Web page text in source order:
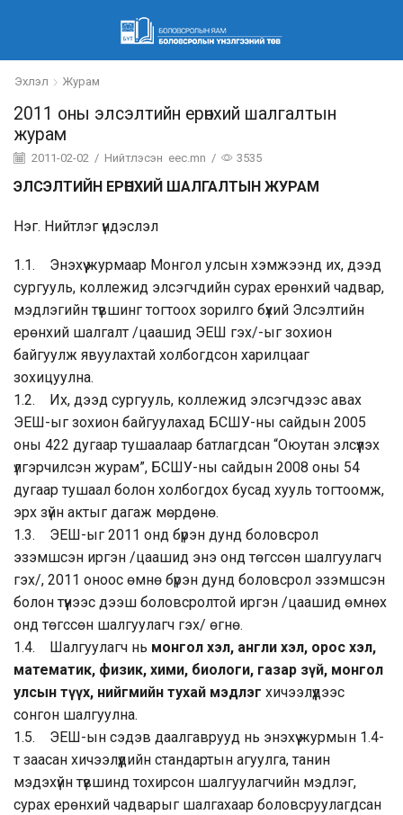
Эхлэл Журам
2011 оны элсэлтийн ерөнхий шалгалтын
журам
2011-02-02 / Нийтлэсэн eec.mn / 3535
ЭЛСЭЛТИЙН ЕРӨНХИЙ ШАЛГАЛТЫН ЖУРАМ
Нэг. Нийтлэг үндэслэл
1.1. Энэхүү журмаар Монгол улсын хэмжээнд их, дээд
сургууль, коллежид элсэгчдийн сурах ерөнхий чадвар,
мэдлэгийн түвшинг тогтоох зорилго бүхий Элсэлтийн
ерөнхий шалгалт /цаашид ЭЕШ гэх/-ыг зохион
байгуулж явуулахтай холбогдсон харилцааг
зохицуулна.
1.2. Их, дээд сургууль, коллежид элсэгчдээс авах
ЭЕШ-ыг зохион байгуулахад БСШУ-ны сайдын 2005
оны 422 дугаар тушаалаар батлагдсан “Оюутан элсүүлэх
үлгэрчилсэн журам”, БСШУ-ны сайдын 2008 оны 54
дугаар тушаал болон холбогдох бусад хууль тогтоомж,
эрх зүйн актыг дагаж мөрдөнө.
1.3. ЭЕШ-ыг 2011 онд бүрэн дунд боловсрол
эзэмшсэн иргэн /цаашид энэ онд төгссөн шалгуулагч
гэх/, 2011 оноос өмнө бүрэн дунд боловсрол эзэмшсэн
болон түүнээс дээш боловсролтой иргэн /цаашид өмнөх
онд төгссөн шалгуулагч гэх/ өгнө.
1.4. Шалгуулагч нь монгол хэл, англи хэл, орос хэл,
математик, физик, хими, биологи, газар зүй, монгол
улсын түүх, нийгмийн тухай мэдлэг хичээлүүдээс
сонгон шалгуулна.
1.5. ЭЕШ-ын сэдэв даалгаврууд нь энэхүү журмын 1.4-
т заасан хичээлүүдийн стандартын агуулга, танин
мэдэхүйн түвшинд тохирсон шалгуулагчийн мэдлэг,
сурах ерөнхий чадварыг шалгахаар боловсруулагдсан